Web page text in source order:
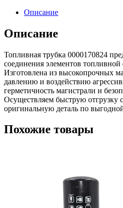
Описание
Описание
Топливная трубка 0000170824
соединения элементов
Изготовлена из высокопрочных
давлению и воздействию
герметичность магистрали и
Осуществляем быструю отгрузку
оригинальную деталь по
Похожие товары